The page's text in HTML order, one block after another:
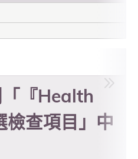
『Health
檢查項目」中